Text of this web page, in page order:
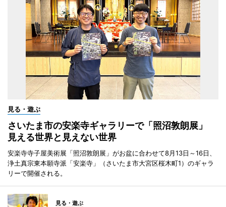
見る・遊ぶ
さいたま市の安楽寺ギャラリーで「照沼敦朗展」
見える世界と見えない世界
安楽寺寺子屋美術展「照沼敦朗展」がお盆に合わせて8月13日～16日、
浄土真宗東本願寺派「安楽寺」（さいたま市大宮区桜木町1）のギャラ
リーで開催される。
見る・遊ぶ